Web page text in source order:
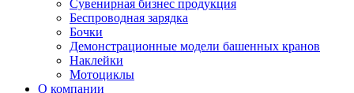
Сувенирная бизнес продукция
Беспроводная зарядка
Бочки
Демонстрационные модели башенных кранов
Наклейки
Мотоциклы
О компании